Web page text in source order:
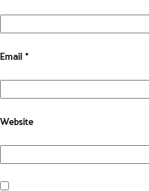
Email*
Website